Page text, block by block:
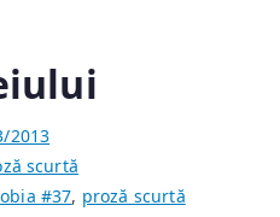
2013
scurtă
#37, proză scurtă